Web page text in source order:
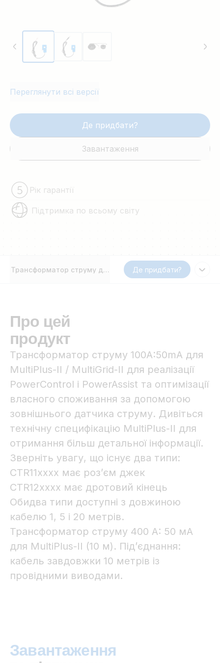
Переглянути всі версії
Де придбати?
Завантаження
Рік гарантії
Підтримка по всьому світу
Трансформатор струму для MultiPlus-IIДе придбати?
Про цей
продукт
Трансформатор струму 100A:50mA для
MultiPlus-II / MultiGrid-II для реалізації
PowerControl і PowerAssist та оптимізації
власного споживання за допомогою
зовнішнього датчика струму. Дивіться
технічну специфікацію MultiPlus-II для
отримання більш детальної інформації.
Зверніть увагу, що існує два типи:
CTR11xxxx має роз’єм джек
CTR12xxxx має дротовий кінець
Обидва типи доступні з довжиною
кабелю 1, 5 і 20 метрів.
Трансформатор струму 400 A: 50 мА
для MultiPlus-II (10 м). Під’єднання:
кабель завдовжки 10 метрів із
провідними виводами.
Завантаження